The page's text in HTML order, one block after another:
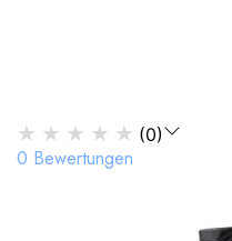
★ ★ ★ ★ ★ (0)
0 Bewertungen